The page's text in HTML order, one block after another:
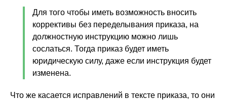
Для того чтобы иметь возможность вносить
коррективы без переделывания приказа, на
должностную инструкцию можно лишь
сослаться. Тогда приказ будет иметь
юридическую силу, даже если инструкция будет
изменена.
Что же касается исправлений в тексте приказа, то они